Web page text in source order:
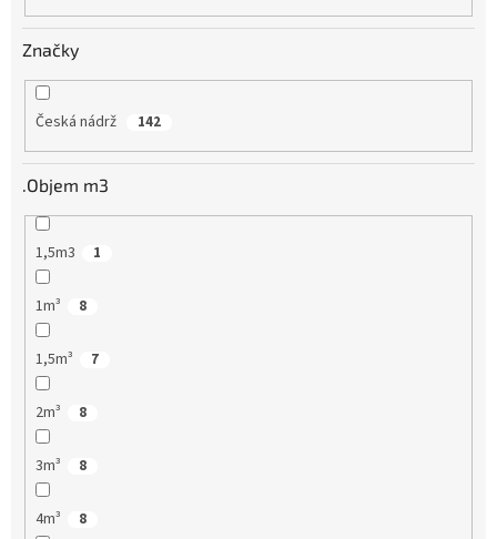
Značky
Česká nádrž 142
.Objem m3
1,5m3 1
1m³ 8
1,5m³ 7
2m³ 8
3m³ 8
4m³ 8